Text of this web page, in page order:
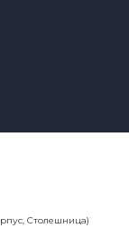
Столешница)